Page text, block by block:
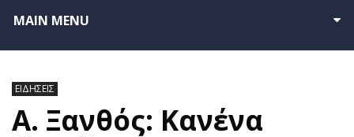
MAIN MENU
ΕΙΔΗΣΕΙΣ
Α. Ξανθός: Κανένα